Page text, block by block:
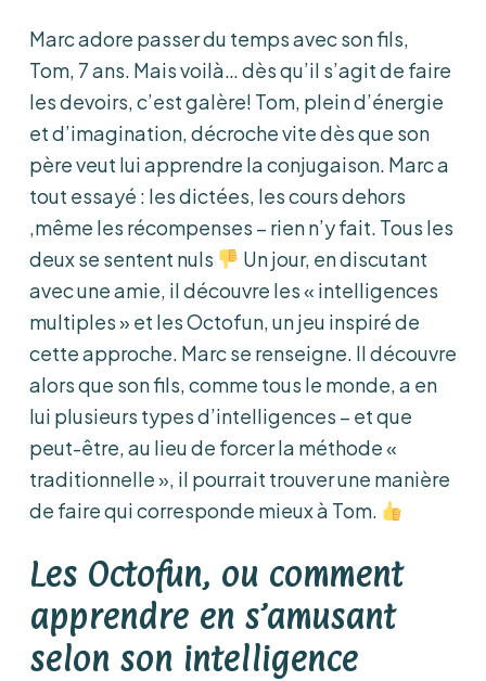
Marc adore passer du temps avec son fils,
Tom, 7 ans. Mais voilà… dès qu’il s’agit de faire
les devoirs, c’est galère! Tom, plein d’énergie
et d’imagination, décroche vite dès que son
père veut lui apprendre la conjugaison. Marc a
tout essayé : les dictées, les cours dehors
,même les récompenses – rien n’y fait. Tous les
deux se sentent nuls
Un jour, en discutant
avec une amie, il découvre les « intelligences
multiples » et les Octofun, un jeu inspiré de
cette approche. Marc se renseigne. Il découvre
alors que son fils, comme tous le monde, a en
lui plusieurs types d’intelligences – et que
peut-être, au lieu de forcer la méthode «
traditionnelle », il pourrait trouver une manière
de faire qui corresponde mieux à Tom.
Les Octofun, ou comment
apprendre en s’amusant
selon son intelligence